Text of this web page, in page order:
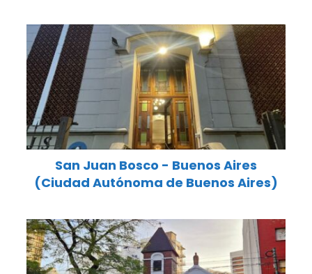
San Juan Bosco - Buenos Aires
(Ciudad Autónoma de Buenos Aires)